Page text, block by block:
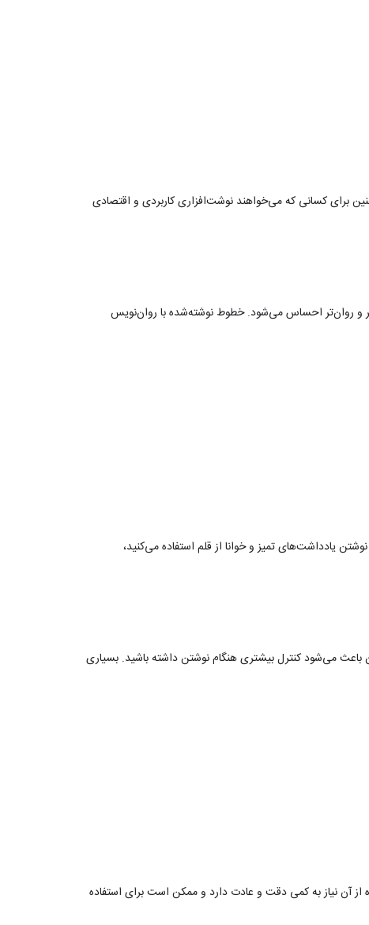
برای کسانی که می‌خواهند نوشت‌افزاری کاربردی و اقتصادی
و روان‌تر احساس می‌شود. خطوط نوشته‌شده با روان‌نویس
یادداشت‌های تمیز و خوانا از قلم استفاده می‌کنید،
می‌شود کنترل بیشتری هنگام نوشتن داشته باشید. بسیاری
آن نیاز به کمی دقت و عادت دارد و ممکن است برای استفاده